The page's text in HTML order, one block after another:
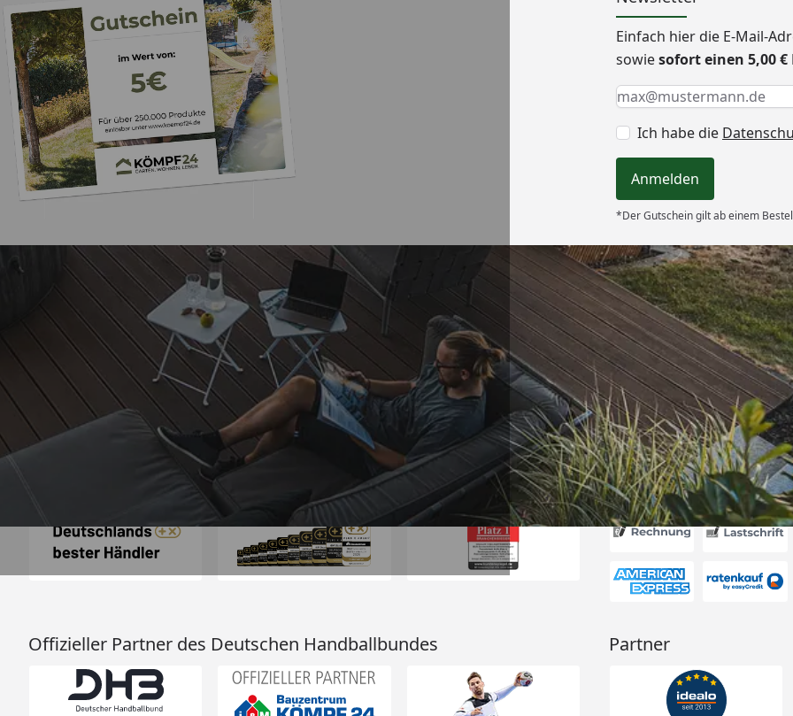
Einfach hier die E-Mail-
sowiesofort einen 5,00
Keine Eingabe erforderlich
Eingabe erforderlich
E-Mail *
Ich habe die
Anmelden
*Der Gutschein gilt ab einem
Trusted Shops
4,65/ 5
2.125 Bewertungen
„Schnelle Lieferung, gut
verpackt“
17.07.2026
Versand
Akzeptierte
Offizieller Partner des Deutschen Handballbundes Partner